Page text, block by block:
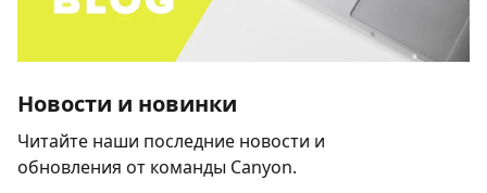
Новости и новинки
Читайте наши последние новости и
обновления от команды Canyon.